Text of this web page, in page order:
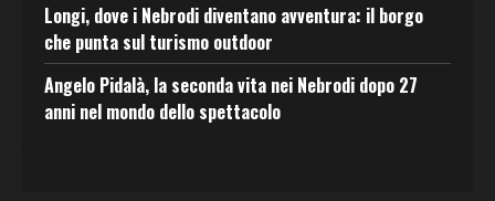
Longi, dove i Nebrodi diventano avventura: il borgo
che punta sul turismo outdoor
Angelo Pidalà, la seconda vita nei Nebrodi dopo 27
anni nel mondo dello spettacolo